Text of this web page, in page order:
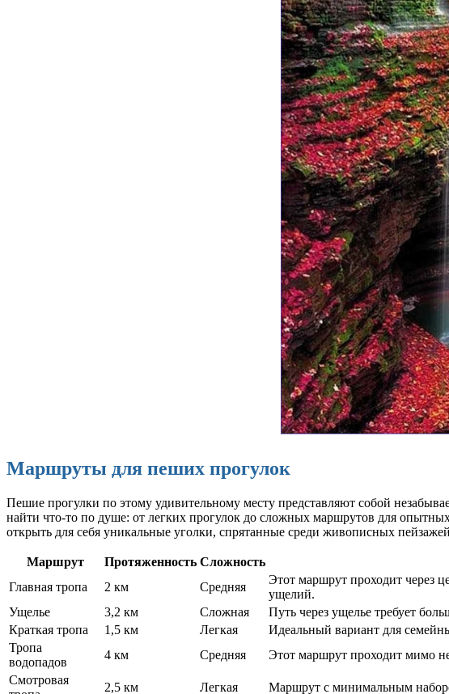
Маршруты для пеших прогулок
Пешие прогулки по этому удивительному месту представляют собой
найти что-то по душе: от легких прогулок до сложных маршрутов для
открыть для себя уникальные уголки, спрятанные среди живописных
Маршрут Протяженность Сложность
Главная тропа
2 км Средняя
Этот маршрут проходит через
ущелий.
Ущелье
3,2 км Сложная
Путь через ущелье требует
Краткая тропа
1,5 км Легкая
Идеальный вариант для
Тропа
водопадов
4 км Средняя
Этот маршрут проходит мимо
Смотровая
2,5 км Легкая Маршрут с минимальным